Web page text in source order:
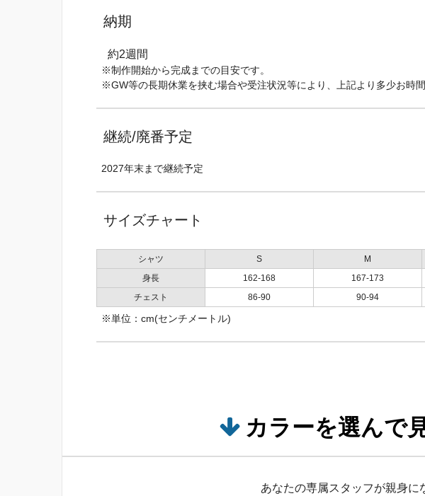
納期
約2週間
※制作開始から完成までの目安です。
※GW等の長期休業を挟む場合や受注状況等により、上記より多少お時
継続/廃番予定
2027年末まで継続予定
サイズチャート
シャツ S M
身長
162-168 167-173
チェスト
86-90 90-94
※単位：cm(センチメートル)
カラーを選んで
あなたの専属スタッフが親身に